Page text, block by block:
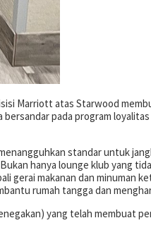
Marriott atas Starwood
pada program
standar untuk
hanya lounge klub yang
gerai makanan dan minuman
rumah tangga dan
yang telah membuat